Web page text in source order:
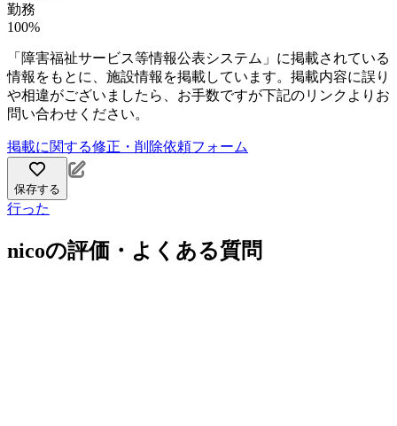
勤務
100%
「障害福祉サービス等情報公表システム」に掲載されている
情報をもとに、施設情報を掲載しています。掲載内容に誤り
や相違がございましたら、お手数ですが下記のリンクよりお
問い合わせください。
掲載に関する修正・削除依頼フォーム
保存する
行った
nicoの評価・よくある質問